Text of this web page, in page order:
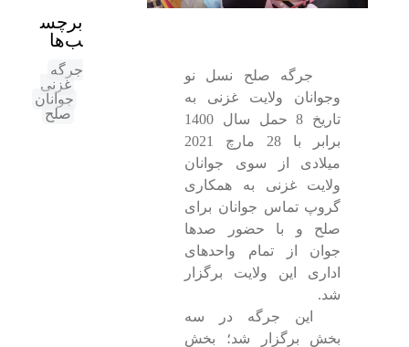
برچس
ب‌ها
جرگه
غزنی
جوانان
صلح
جرگه صلح نسل نو
وجوانان ولایت غزنی به
تاریخ 8 حمل سال 1400
برابر با 28 مارچ 2021
میلادی از سوی جوانان
ولایت غزنی به همکاری
گروپ تماس جوانان برای
صلح و با حضور صدها
جوان از تمام واحدهای
اداری این ولایت برگزار
شد.
این جرگه در سه
بخش برگزار شد؛ بخش